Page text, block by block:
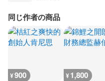
同じ作者の商品
¥900 ¥1,800